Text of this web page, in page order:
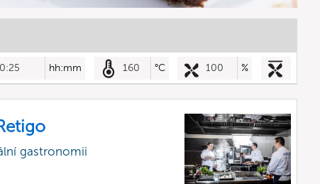
hh:mm 160 °C 100 %
gastronomii